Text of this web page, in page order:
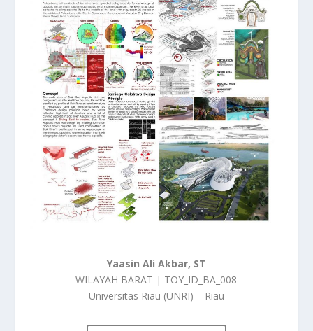
Yaasin Ali Akbar, ST
WILAYAH BARAT | TOY_ID_BA_008
Universitas Riau (UNRI) – Riau